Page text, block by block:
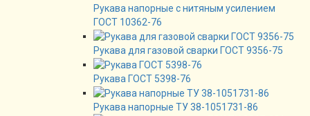
Рукава напорные с нитяным усилением
ГОСТ 10362-76
Рукава для газовой сварки ГОСТ 9356-75
Рукава ГОСТ 5398-76
Рукава напорные ТУ 38-1051731-86